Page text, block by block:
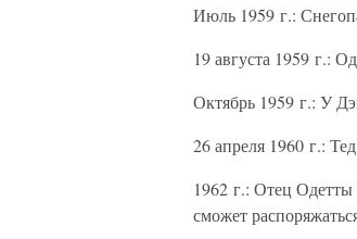
Июль 1959 г.:
19 августа 1959 г.:
Октябрь 1959 г.: У
26 апреля 1960 г.:
1962 г.: Отец
сможет